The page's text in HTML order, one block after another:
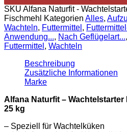
mit
Fischmehl
Menge
SKU Alfana Naturfit -
Fischmehl
Kategorien Alles,
Wachteln, Futtermittel ,
Anwendung..., Nach Geflügelart...,
Futtermittel , Wachteln
Beschreibung
Zusätzliche Informationen
Marke
Alfana Naturfit –
25 kg
– Speziell für Wachtelküken